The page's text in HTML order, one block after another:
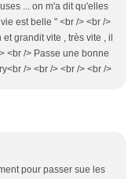
... on m'a dit qu'elles
est belle " <br /> <br />
grandit vite , très vite , il
<br /> Passe une bonne
/> <br /> <br /> <br />
pour passer sue les